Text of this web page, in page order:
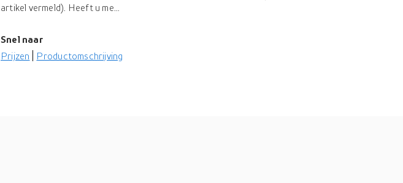
artikel vermeld). Heeft u me...
Snel naar
Prijzen
Productomschrijving